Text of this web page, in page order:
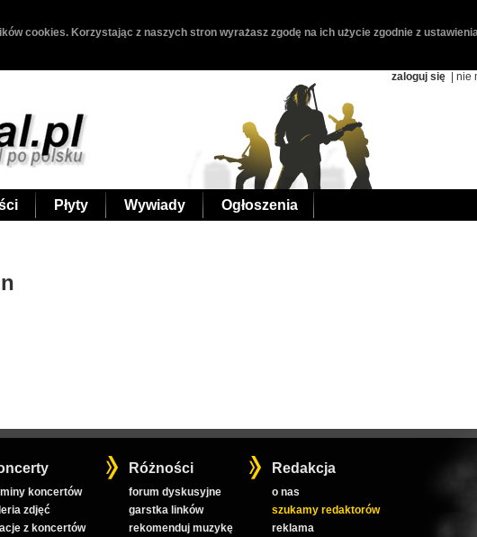
cookies. Korzystając z naszych stron wyrażasz zgodę na ich użycie zgodnie z
zaloguj się | nie
Płyty Wywiady Ogłoszenia
koncertów
zdjęć
z koncertów
Różności
forum dyskusyjne
garstka linków
rekomenduj muzykę
Redakcja
o nas
szukamy redaktorów
reklama